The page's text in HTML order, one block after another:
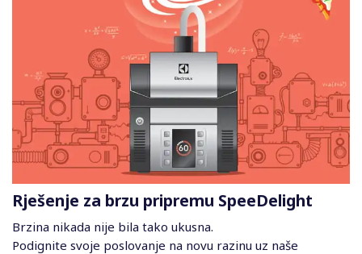
Rješenje za brzu pripremu SpeeDelight
Brzina nikada nije bila tako ukusna.
Podignite svoje poslovanje na novu razinu uz naše